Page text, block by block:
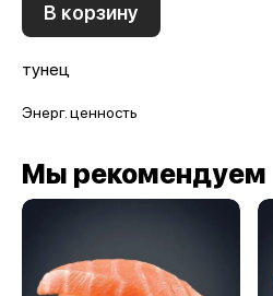
В корзину
тунец
Энерг. ценность
Мы рекомендуем